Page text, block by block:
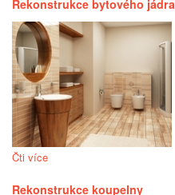
Rekonstrukce bytového jádra
Čti více
Rekonstrukce koupelny